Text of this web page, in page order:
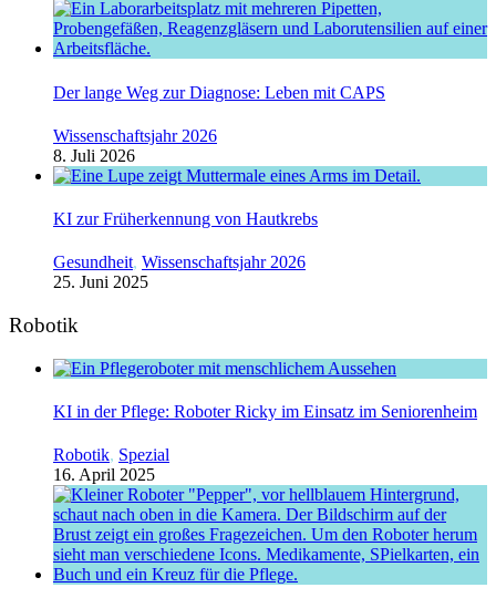
Der lange Weg zur Diagnose: Leben mit CAPS
Wissenschaftsjahr 2026
8. Juli 2026
KI zur Früherkennung von Hautkrebs
Gesundheit, Wissenschaftsjahr 2026
25. Juni 2025
Robotik
KI in der Pflege: Roboter Ricky im Einsatz im Seniorenheim
Robotik, Spezial
16. April 2025